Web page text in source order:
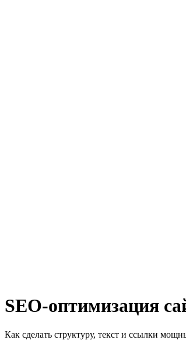
SEO-оптимизация
Как сделать структуру, текст и ссылки